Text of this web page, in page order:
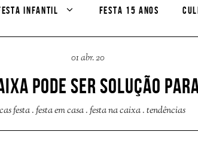
INFANTIL FESTA 15 ANOS
01 abr. 20
PODE SER SOLUÇÃO
festa.festa em casa.festa na caixa.tendências